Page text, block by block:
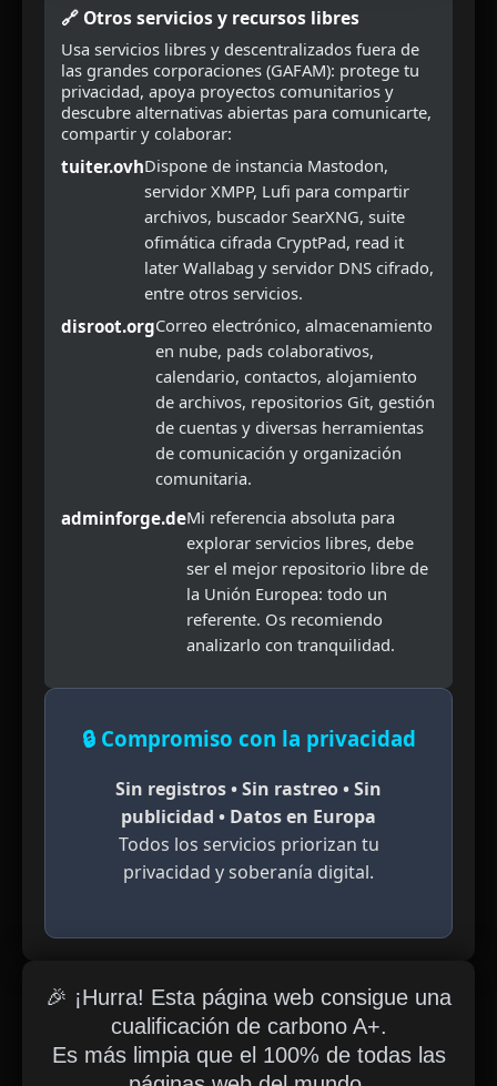
🔗 Otros servicios y recursos libres
Usa servicios libres y descentralizados fuera de
las grandes corporaciones (GAFAM): protege tu
privacidad, apoya proyectos comunitarios y
descubre alternativas abiertas para comunicarte,
compartir y colaborar:
tuiter.ovhDispone de instancia Mastodon,
servidor XMPP, Lufi para compartir
archivos, buscador SearXNG, suite
ofimática cifrada CryptPad, read it
later Wallabag y servidor DNS cifrado,
entre otros servicios.
disroot.orgCorreo electrónico, almacenamiento
en nube, pads colaborativos,
calendario, contactos, alojamiento
de archivos, repositorios Git, gestión
de cuentas y diversas herramientas
de comunicación y organización
comunitaria.
adminforge.deMi referencia absoluta para
explorar servicios libres, debe
ser el mejor repositorio libre de
la Unión Europea: todo un
referente. Os recomiendo
analizarlo con tranquilidad.
🔒 Compromiso con la privacidad
Sin registros • Sin rastreo • Sin
publicidad • Datos en Europa
Todos los servicios priorizan tu
privacidad y soberanía digital.
🎉 ¡Hurra! Esta página web consigue una
cualificación de carbono A+.
Es más limpia que el 100% de todas las